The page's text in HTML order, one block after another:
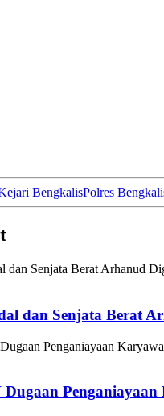
BengkalisPolres
dan Senjata Berat